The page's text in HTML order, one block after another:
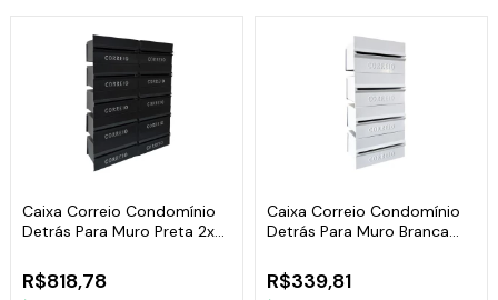
Caixa Correio Condomínio
Detrás Para Muro Preta 2x5
R$818,78
Caixa Correio Condomínio
Detrás Para Muro Branca
R$339,81